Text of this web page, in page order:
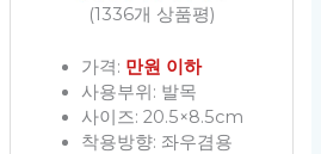
(1336개 상품평)
가격: 만원 이하
사용부위: 발목
사이즈: 20.5×8.5cm
착용방향: 좌우겸용